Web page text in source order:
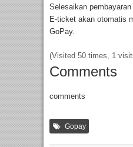
Selesaikan
E-ticket akan otomatis
GoPay.
(Visited 50 times, 1
Comments
comments
Gopay